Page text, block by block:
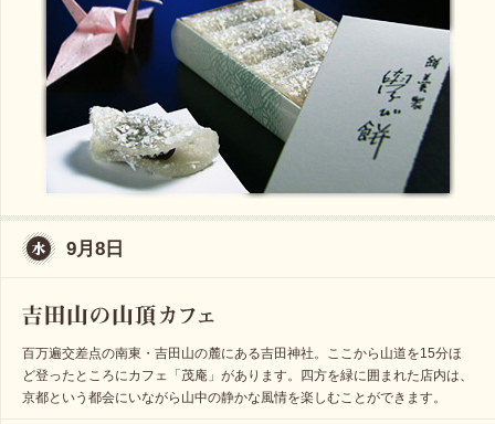
9月8日
百万遍交差点の南東・吉田山の麓にある吉田神社。ここから山道を15分ほ
ど登ったところにカフェ「茂庵」があります。四方を緑に囲まれた店内は、
京都という都会にいながら山中の静かな風情を楽しむことができます。